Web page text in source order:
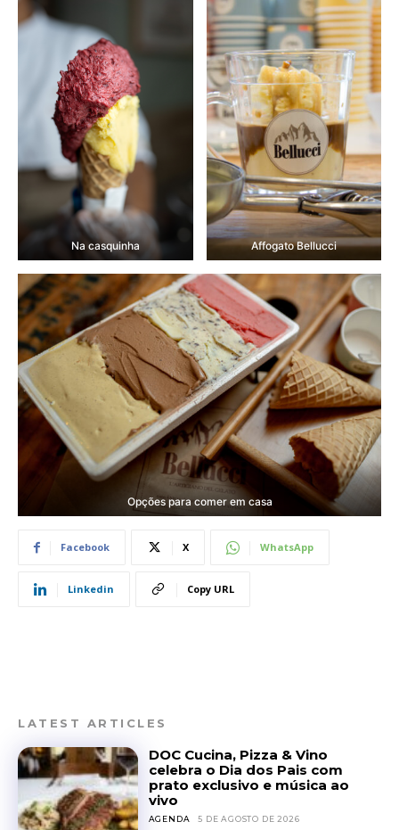
Na casquinha Affogato Bellucci
Opções para comer em casa
Facebook X WhatsApp
Linkedin Copy URL
LATEST ARTICLES
DOC Cucina, Pizza & Vino
celebra o Dia dos Pais com
prato exclusivo e música ao
vivo
AGENDA 5 DE AGOSTO DE 2026